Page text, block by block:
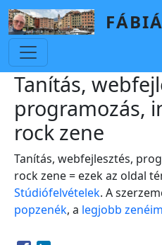
Skip to main content
Tanítás,
programozás,
rock zene
Tanítás, webfejlesztés,
rock zene = ezek az oldal
Stúdiófelvételek. A
popzenék, a legjobb zenéim